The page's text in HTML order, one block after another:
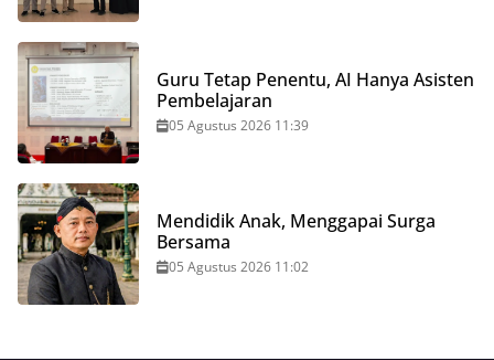
Guru Tetap Penentu, AI Hanya Asisten
Pembelajaran
05 Agustus 2026 11:39
Mendidik Anak, Menggapai Surga
Bersama
05 Agustus 2026 11:02